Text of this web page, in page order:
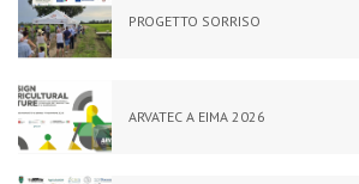
PROGETTO SORRISO
ARVATEC A EIMA 2026